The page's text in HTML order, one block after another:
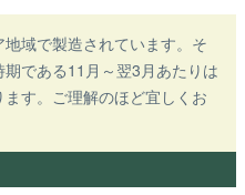
域で製造されています。そ
である11月～翌3月あたりは
す。ご理解のほど宜しくお